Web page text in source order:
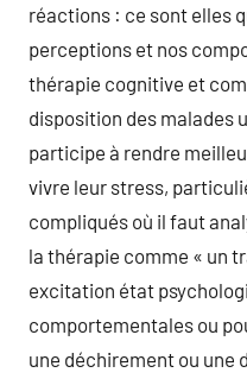
réactions : ce sont elles
perceptions et nos
thérapie cognitive et
disposition des malades
participe à rendre
vivre leur stress,
compliqués où il faut
la thérapie comme « un
excitation état
comportementales ou
une déchirement ou une